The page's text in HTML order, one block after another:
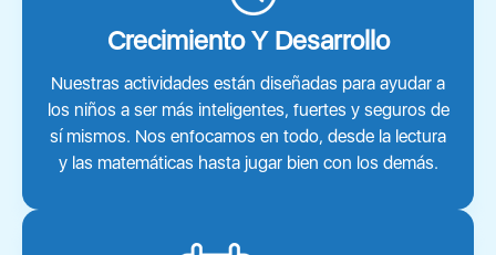
Crecimiento Y Desarrollo
Nuestras actividades están diseñadas para ayudar a
los niños a ser más inteligentes, fuertes y seguros de
sí mismos. Nos enfocamos en todo, desde la lectura
y las matemáticas hasta jugar bien con los demás.